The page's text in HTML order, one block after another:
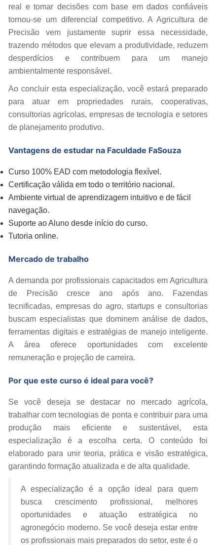
real e tomar decisões com base em dados confiáveis
tornou-se um diferencial competitivo. A Agricultura de
Precisão vem justamente suprir essa necessidade,
trazendo métodos que elevam a produtividade, reduzem
desperdícios e contribuem para um manejo
ambientalmente responsável.
Ao concluir esta especialização, você estará preparado
para atuar em propriedades rurais, cooperativas,
consultorias agrícolas, empresas de tecnologia e setores
de planejamento produtivo.
Vantagens de estudar na Faculdade FaSouza
Curso 100% EAD com metodologia flexível.
Certificação válida em todo o território nacional.
Ambiente virtual de aprendizagem intuitivo e de fácil
navegação.
Suporte ao Aluno desde início do curso.
Tutoria online.
Mercado de trabalho
A demanda por profissionais capacitados em Agricultura
de Precisão cresce ano após ano. Fazendas
tecnificadas, empresas do agro, startups e consultorias
buscam especialistas que dominem análise de dados,
ferramentas digitais e estratégias de manejo inteligente.
A área oferece oportunidades com excelente
remuneração e projeção de carreira.
Por que este curso é ideal para você?
Se você deseja se destacar no mercado agrícola,
trabalhar com tecnologias de ponta e contribuir para uma
produção mais eficiente e sustentável, esta
especialização é a escolha certa. O conteúdo foi
elaborado para unir teoria, prática e visão estratégica,
garantindo formação atualizada e de alta qualidade.
A especialização é a opção ideal para quem
busca crescimento profissional, melhores
oportunidades e atuação estratégica no
agronegócio moderno. Se você deseja estar entre
os profissionais mais preparados do setor, este é o